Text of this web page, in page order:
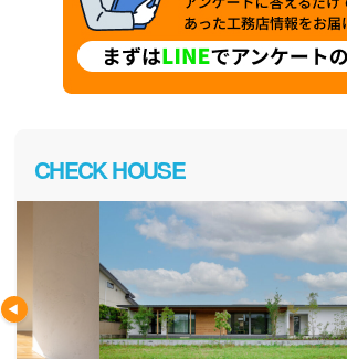
CHECK HOUSE